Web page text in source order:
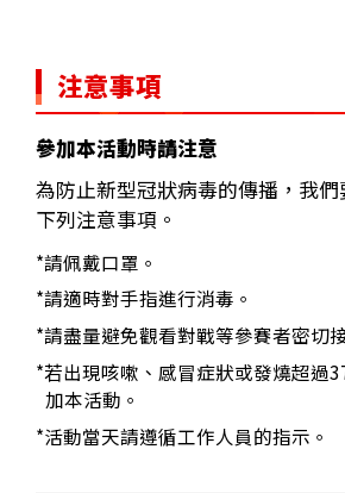
注意事項
參加本活動時請注意
為防止新型冠狀病毒的傳播，我
下列注意事項。
*請佩戴口罩。
*請適時對手指進行消毒。
*請盡量避免觀看對戰等參賽者密切
*若出現咳嗽、感冒症狀或發燒超過
加本活動。
*活動當天請遵循工作人員的指示。